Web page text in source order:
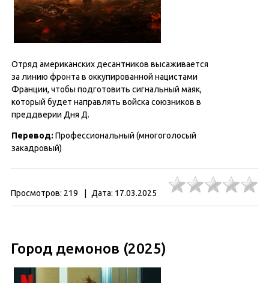
Отряд американских десантников высаживается
за линию фронта в оккупированной нацистами
Франции, чтобы подготовить сигнальный маяк,
который будет направлять войска союзников в
преддверии Дня Д.
Перевод: Профессиональный (многоголосый
закадровый)
Просмотров: 219 Дата: 17.03.2025
Город демонов (2025)